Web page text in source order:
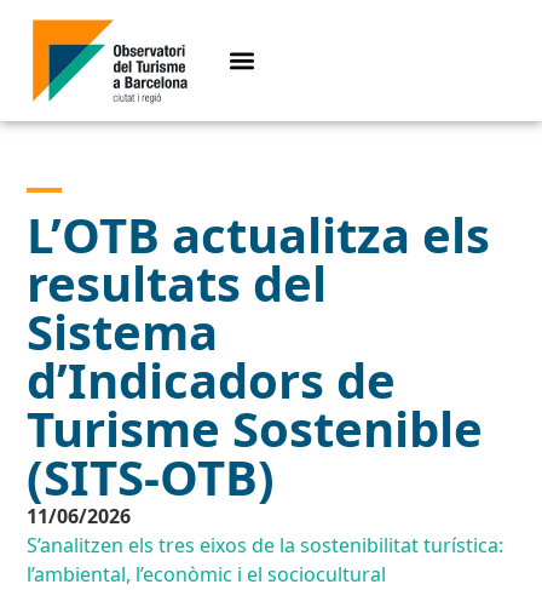
L’OTB actualitza els
resultats del
Sistema
d’Indicadors de
Turisme Sostenible
(SITS-OTB)
11/06/2026
S’analitzen els tres eixos de la sostenibilitat turística:
l’ambiental, l’econòmic i el sociocultural